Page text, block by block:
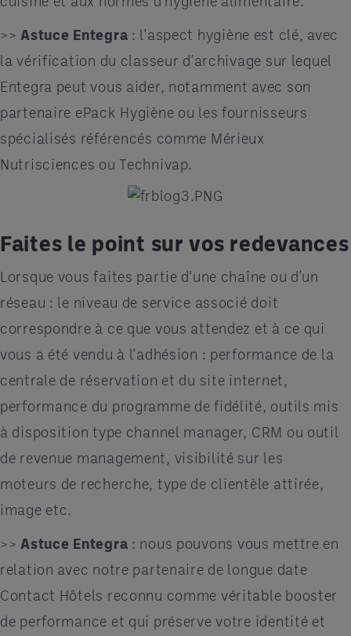
>> Astuce Entegra : l'aspect hygiène est clé, avec
la vérification du classeur d'archivage sur lequel
Entegra peut vous aider, notamment avec son
partenaire ePack Hygiène ou les fournisseurs
spécialisés référencés comme Mérieux
Nutrisciences ou Technivap.
Faites le point sur vos redevances
Lorsque vous faites partie d'une chaîne ou d'un
réseau : le niveau de service associé doit
correspondre à ce que vous attendez et à ce qui
vous a été vendu à l'adhésion : performance de la
centrale de réservation et du site internet,
performance du programme de fidélité, outils mis
à disposition type channel manager, CRM ou outil
de revenue management, visibilité sur les
moteurs de recherche, type de clientèle attirée,
image etc.
>> Astuce Entegra : nous pouvons vous mettre en
relation avec notre partenaire de longue date
Contact Hôtels reconnu comme véritable booster
de performance et qui préserve votre identité et